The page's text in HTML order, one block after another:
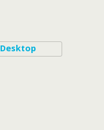
Desktop